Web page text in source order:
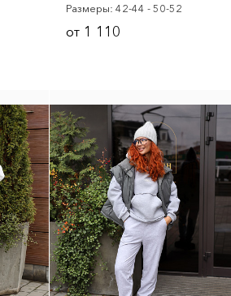
Размеры: 42-44 - 50-52
от1 110